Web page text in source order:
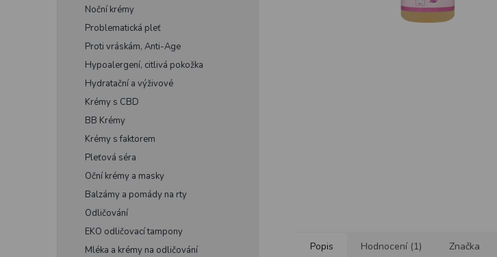
Noční krémy
Problematická pleť
Proti vráskám, Anti-Age
Hypoalergení, citlivá pokožka
Hydratační a výživové
Krémy s CBD
BB Krémy
Krémy s faktorem
Pleťová séra
Oční krémy a masky
Balzámy a pomády na rty
Odličování
EKO odličovací tampony
Mléka a krémy na odličování
Popis Hodnocení (1) Značka